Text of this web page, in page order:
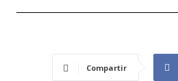
Compartir